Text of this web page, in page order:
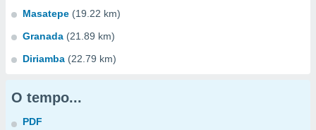
Masatepe (19.22 km)
Granada (21.89 km)
Diriamba (22.79 km)
O tempo...
PDF